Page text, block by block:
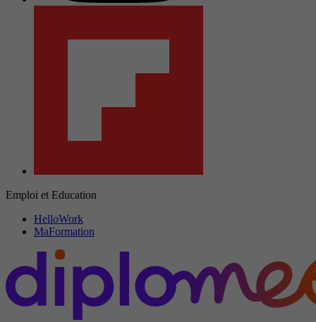
Emploi et Education
HelloWork
MaFormation